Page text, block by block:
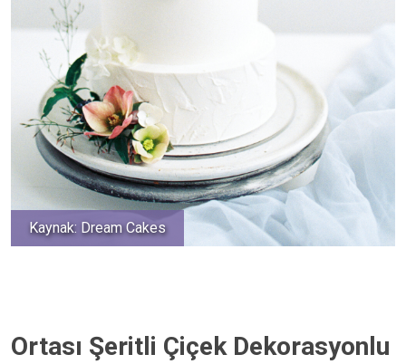
Kaynak: Dream Cakes
Ortası Şeritli Çiçek Dekorasyonlu